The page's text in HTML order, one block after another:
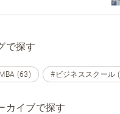
で探す
(63) #ビジネススクール
カイブで探す